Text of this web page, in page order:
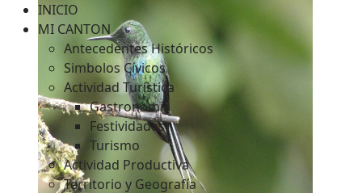
INICIO
MI CANTON
Antecedentes Históricos
Simbolos Cívicos
Actividad Turística
Gastronomía
Festividades
Turismo
Actividad Productiva
Territorio y Geografía